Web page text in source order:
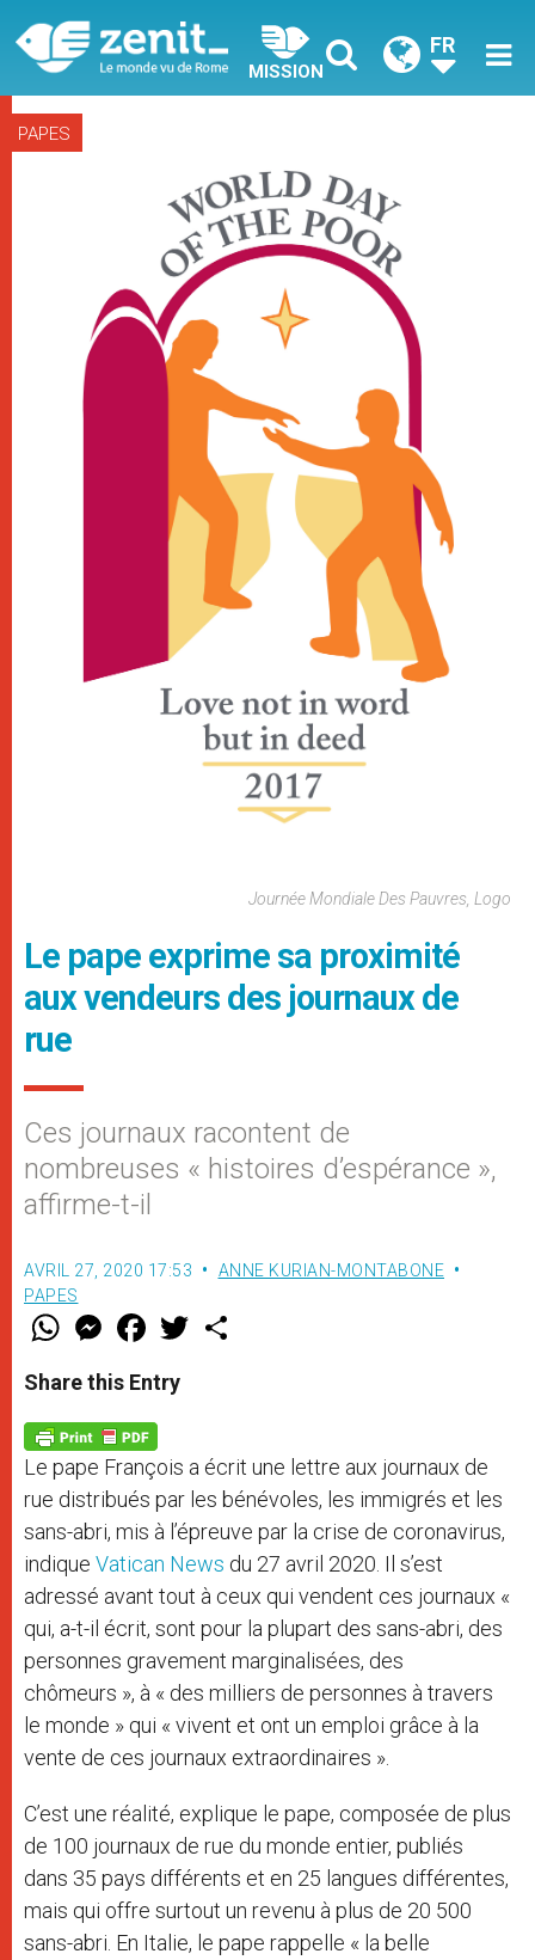
MISSION
FR
PAPES
Journée Mondiale Des Pauvres, Logo
Le pape exprime sa proximité
aux vendeurs des journaux de
rue
Ces journaux racontent de
nombreuses « histoires d’espérance »,
affirme-t-il
AVRIL 27, 2020 17:53
ANNE KURIAN-MONTABONE
PAPES
W
t
s
p
p
M
e
s
e
g
e
r
F
a
e
b
o
k
w
Share this Entry
Le pape François a écrit une lettre aux journaux de
rue distribués par les bénévoles, les immigrés et les
sans-abri, mis à l’épreuve par la crise de coronavirus,
indique Vatican News du 27 avril 2020. Il s’est
adressé avant tout à ceux qui vendent ces journaux «
qui, a-t-il écrit, sont pour la plupart des sans-abri, des
personnes gravement marginalisées, des
chômeurs », à « des milliers de personnes à travers
le monde » qui « vivent et ont un emploi grâce à la
vente de ces journaux extraordinaires ».
C’est une réalité, explique le pape, composée de plus
de 100 journaux de rue du monde entier, publiés
dans 35 pays différents et en 25 langues différentes,
mais qui offre surtout un revenu à plus de 20 500
sans-abri. En Italie, le pape rappelle « la belle